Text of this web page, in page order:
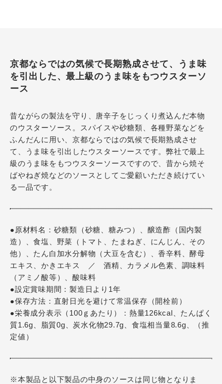
京都ならではの気候で長期熟成させて、うま味
を引出した、最上級のうま味をもつウスターソ
ース
昔ながらの製法を守り、唐辛子をじっくり煮込んだ本物
のウスターソース。スパイスや砂糖類、各種野菜などを
ふんだんに用い、京都ならではの気候で長期熟成させ
て、うま味を引出したウスターソースです。弊社で最上
級のうま味をもつウスターソースですので、昔から焼そ
ばやねぎ焼などのソースとしてご愛顧いただき続けてい
る一品です。
●原材料名：砂糖類（砂糖、糖みつ）、醸造酢（国内製
造）、食塩、野菜（トマト、たまねぎ、にんじん、その
他）、たん白加水分解物（大豆を含む）、香辛料、酵母
エキス、かきエキス ／ 酒精、カラメル色素、調味料
（アミノ酸等）、酸味料
●設定賞味期間：製造日より1年
●保存方法：直射日光を避けて常温保存（開栓前）
●栄養成分表示（100ｇあたり）：熱量126kcal、たんぱく
質1.6g、脂質0g、炭水化物29.7g、食塩相当量8.6g、（推
定値）
※本製品と以下製品の中身のソースは同じ物となりま